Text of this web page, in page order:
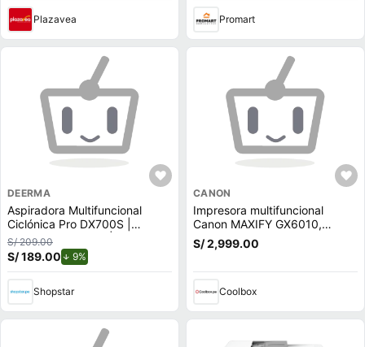
Plazavea Promart
DEERMA
Aspiradora Multifuncional
Ciclónica Pro DX700S |
Vertical y de mano | Negro
S/ 209.00
S/ 189.00 9%
Shopstar
CANON
Impresora multifuncional
Canon MAXIFY GX6010,
inyección de tinta,
inalámbrica, Wi-Fi, con
S/ 2,999.00
Coolbox